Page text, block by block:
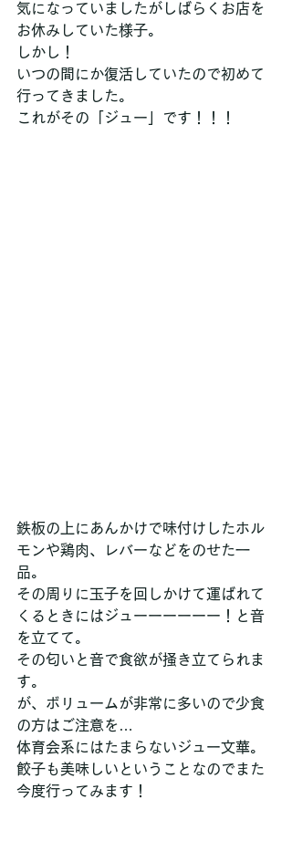
気になっていましたがしばらくお店を
お休みしていた様子。
しかし！
いつの間にか復活していたので初めて
行ってきました。
これがその「ジュー」です！！！
鉄板の上にあんかけで味付けしたホル
モンや鶏肉、レバーなどをのせた一
品。
その周りに玉子を回しかけて運ばれて
くるときにはジューーーーーー！と音
を立てて。
その匂いと音で食欲が掻き立てられま
す。
が、ボリュームが非常に多いので少食
の方はご注意を…
体育会系にはたまらないジュー文華。
餃子も美味しいということなのでまた
今度行ってみます！